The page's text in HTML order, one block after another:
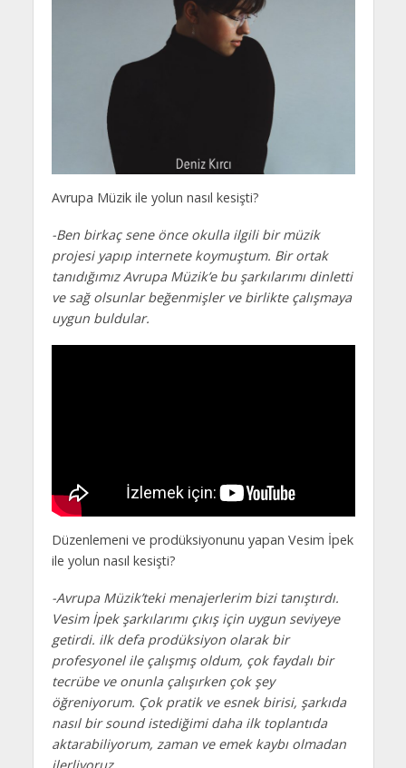
Avrupa Müzik ile yolun nasıl kesişti?
-Ben birkaç sene önce okulla ilgili bir müzik
projesi yapıp internete koymuştum. Bir ortak
tanıdığımız Avrupa Müzik’e bu şarkılarımı dinletti
ve sağ olsunlar beğenmişler ve birlikte çalışmaya
uygun buldular.
Düzenlemeni ve prodüksiyonunu yapan Vesim İpek
ile yolun nasıl kesişti?
-Avrupa Müzik’teki menajerlerim bizi tanıştırdı.
Vesim İpek şarkılarımı çıkış için uygun seviyeye
getirdi. ilk defa prodüksiyon olarak bir
profesyonel ile çalışmış oldum, çok faydalı bir
tecrübe ve onunla çalışırken çok şey
öğreniyorum. Çok pratik ve esnek birisi, şarkıda
nasıl bir sound istediğimi daha ilk toplantıda
aktarabiliyorum, zaman ve emek kaybı olmadan
ilerliyoruz.